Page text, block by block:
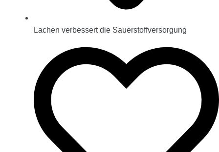
Lachen verbessert die Sauerstoffversorgung